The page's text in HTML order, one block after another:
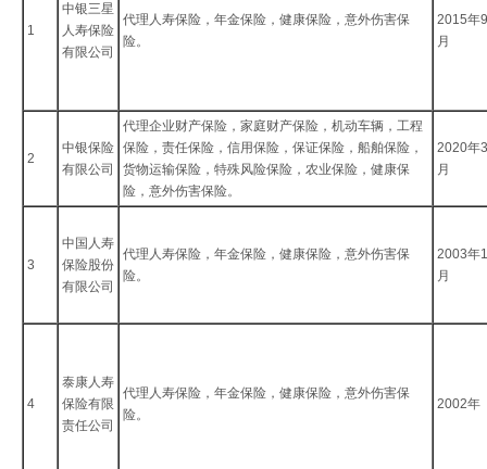
1
中银三星
人寿保险
有限公司
代理人寿保险，年金保险，健康保险，意外伤害保
险。
2015年
月
2
中银保险
有限公司
代理企业财产保险，家庭财产保险，机动车辆，工程
保险，责任保险，信用保险，保证保险，船舶保险，
货物运输保险，特殊风险保险，农业保险，健康保
险，意外伤害保险。
2020年
月
3
中国人寿
保险股份
有限公司
代理人寿保险，年金保险，健康保险，意外伤害保
险。
2003年
月
4
泰康人寿
保险有限
责任公司
代理人寿保险，年金保险，健康保险，意外伤害保
险。
2002年